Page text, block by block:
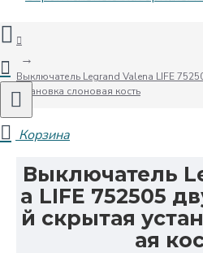
Выключатель Legrand Valena LIFE
установка слоновая кость
Выключатель
a LIFE 752505
й скрытая
ая